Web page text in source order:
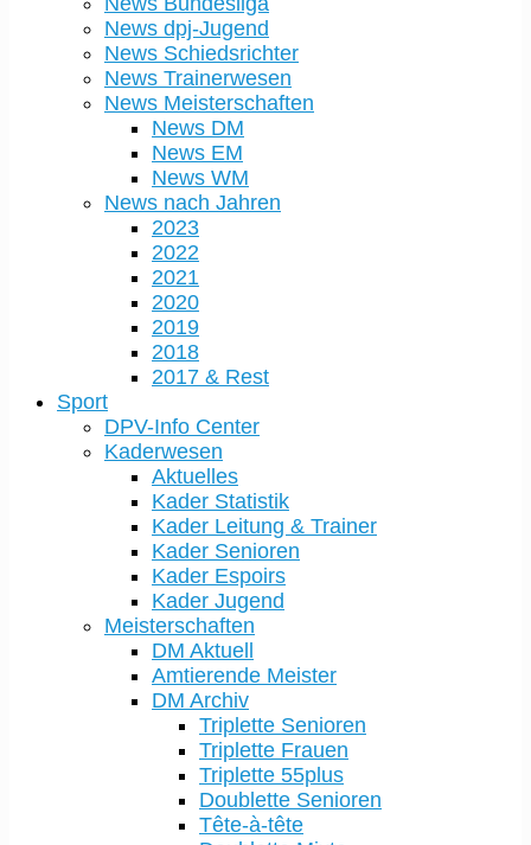
News dpj-Jugend
News Schiedsrichter
News Trainerwesen
News Meisterschaften
News DM
News EM
News WM
News nach Jahren
2023
2022
2021
2020
2019
2018
2017 & Rest
Sport
DPV-Info Center
Kaderwesen
Aktuelles
Kader Statistik
Kader Leitung & Trainer
Kader Senioren
Kader Espoirs
Kader Jugend
Meisterschaften
DM Aktuell
Amtierende Meister
DM Archiv
Triplette Senioren
Triplette Frauen
Triplette 55plus
Doublette Senioren
Tête-à-tête